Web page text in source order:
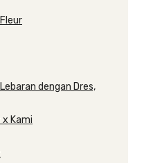
dengan Dres,
x Kami